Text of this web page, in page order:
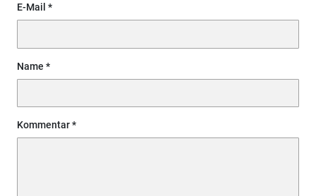
E-Mail
Name
Kommentar